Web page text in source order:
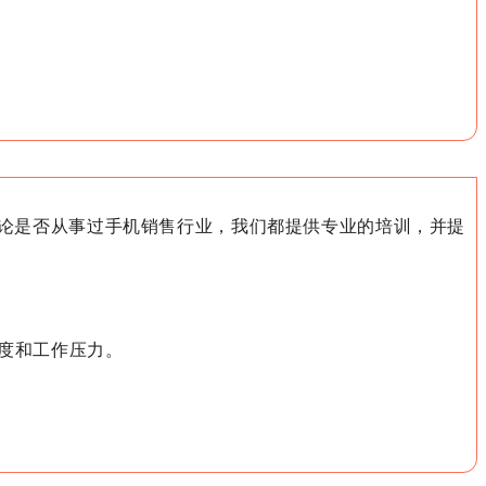
否从事过手机销售行业，我们都提供专业的培训，并提
工作压力。